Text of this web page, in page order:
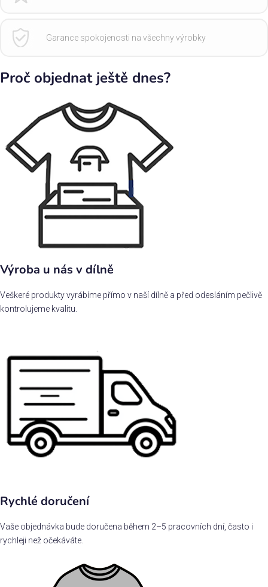
Garance spokojenosti na všechny výrobky
Proč objednat ještě dnes?
Výroba u nás v dílně
Veškeré produkty vyrábíme přímo v naší dílně a před odesláním pečlivě
kontrolujeme kvalitu.
Rychlé doručení
Vaše objednávka bude doručena během 2–5 pracovních dní, často i
rychleji než očekáváte.